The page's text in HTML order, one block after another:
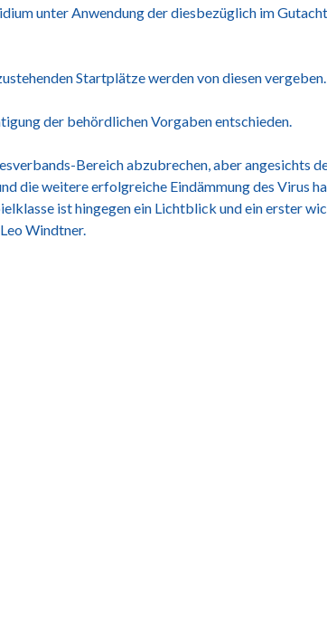
unter Anwendung der diesbezüglich im
Startplätze werden von diesen vergeben.
der behördlichen Vorgaben entschieden.
Bereich abzubrechen, aber angesichts
die weitere erfolgreiche Eindämmung des Virus
ist hingegen ein Lichtblick und ein erster
Windtner.